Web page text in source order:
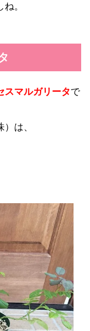
。
スマルガリータで
は、